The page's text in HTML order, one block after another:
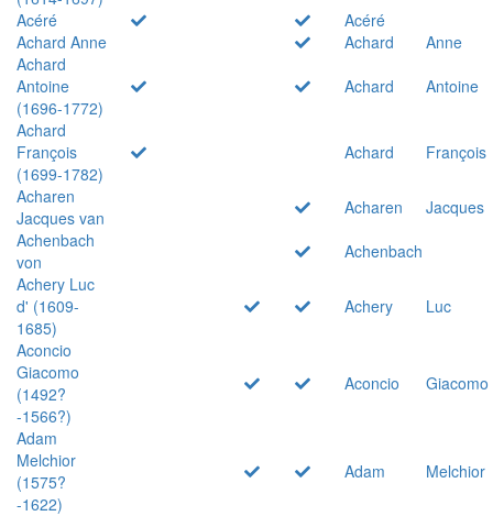
Acéré
Acéré
Achard Anne
Achard
Anne
Achard
Antoine
(1696-1772)
Achard
Antoine
Achard
François
(1699-1782)
Achard
François
Acharen
Jacques van
Acharen
Jacques
Achenbach
von
Achenbach
Achery Luc
d' (1609-
1685)
Achery
Luc
Aconcio
Giacomo
(1492?
-1566?)
Aconcio Giacomo
Adam
Melchior
(1575?
-1622)
Adam Melchior